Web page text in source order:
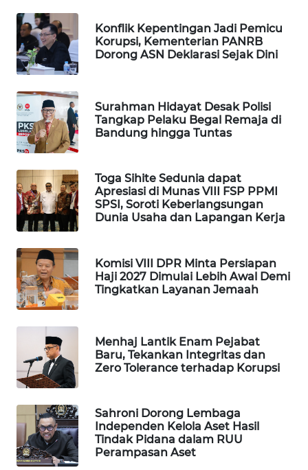
Konflik Kepentingan Jadi Pemicu
Korupsi, Kementerian PANRB
Dorong ASN Deklarasi Sejak Dini
Surahman Hidayat Desak Polisi
Tangkap Pelaku Begal Remaja di
Bandung hingga Tuntas
Toga Sihite Sedunia dapat
Apresiasi di Munas VIII FSP PPMI
SPSI, Soroti Keberlangsungan
Dunia Usaha dan Lapangan Kerja
Komisi VIII DPR Minta Persiapan
Haji 2027 Dimulai Lebih Awal Demi
Tingkatkan Layanan Jemaah
Menhaj Lantik Enam Pejabat
Baru, Tekankan Integritas dan
Zero Tolerance terhadap Korupsi
Sahroni Dorong Lembaga
Independen Kelola Aset Hasil
Tindak Pidana dalam RUU
Perampasan Aset
WAHANA
ADVOKAT
INFRASTRUKTUR
WAHANA
KONSUMEN
WAHANA
LISTRIK
WAHANA
TRAVEL
WAHANA
TV
WAHANANEWS
ID
WAHANANEWS
WAHANANEWS
NET